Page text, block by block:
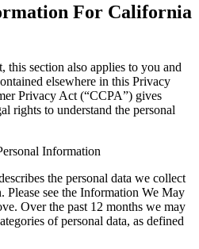
For California
this section also applies to you and
elsewhere in this Privacy
Privacy Act (“CCPA”) gives
rights to understand the personal
Information
the personal data we collect
Please see the Information We May
Over the past 12 months we may
of personal data, as defined